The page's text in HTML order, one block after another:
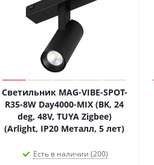
Светильник MAG-VIBE-SPOT-
R35-8W Day4000-MIX (BK, 24
deg, 48V, TUYA Zigbee)
(Arlight, IP20 Металл, 5 лет)
Есть в наличии (200)